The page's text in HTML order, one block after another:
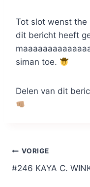
Tot slot wenst the
dit bericht heeft
siman toe.
Delen van dit
Bericht
navigatie
VORIGE
#246 KAYA C.